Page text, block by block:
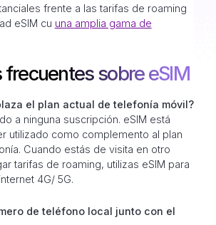
frente a las tarifas de roaming
eSIM cu una amplia gama de
frecuentes sobre eSIM
el plan actual de telefonía móvil?
a ninguna suscripción. eSIM está
utilizado como complemento al plan
Cuando estás de visita en otro
tarifas de roaming, utilizas eSIM para
4G/ 5G.
de teléfono local junto con el